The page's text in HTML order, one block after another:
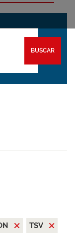
BUSCAR
TSV